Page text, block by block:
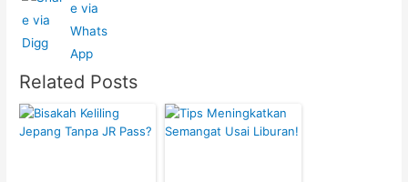
Related Posts